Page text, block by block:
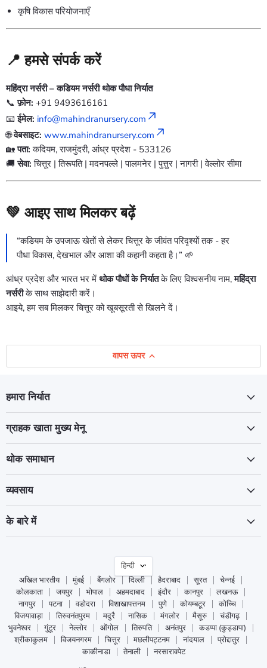
कृषि विकास परियोजनाएँ
📍हमसे संपर्क करें
महिंद्रा नर्सरी – कडियम नर्सरी थोक पौधा निर्यात
📞फ़ोन: +91 9493616161
📧ईमेल: info@mahindranursery.com
🌐वेबसाइट: www.mahindranursery.com
🏡पता: कदियम, राजमुंदरी, आंध्र प्रदेश - 533126
🚚सेवा: चित्तूर | तिरूपति | मदनपल्ले | पालमनेर | पुत्तुर | नागरी | वेल्लोर सीमा
💚 आइए साथ मिलकर बढ़ें
“कडियम के उपजाऊ खेतों से लेकर चित्तूर के जीवंत परिदृश्यों तक - हर
पौधा विकास, देखभाल और आशा की कहानी कहता है।” 🌱
आंध्र प्रदेश और भारत भर में थोक पौधों के निर्यातके लिए विश्वसनीय नाम,महिंद्रा
नर्सरीके साथ साझेदारी करें।
आइये, हम सब मिलकर चित्तूर को खूबसूरती से खिलने दें।
वापस ऊपर
हमारा निर्यात
ग्राहक खाता मुख्य मेनू
थोक समाधान
व्यवसाय
के बारे में
भाषा
हिन्दी
अखिल भारतीय
मुंबई बैंगलोर दिल्ली हैदराबाद सूरत
चेन्नई
कोलकाता
जयपुर भोपाल अहमदाबाद इंदौर कानपुर
लखनऊ
नागपुर
पटना वडोदरा विशाखापत्तनम पुणे कोयम्बटूर
कोच्चि
विजयावाड़ा
तिरुवनंतपुरम मदुरै नासिक मंगलोर मैसूरु
चंडीगढ़
भुवनेश्वर
गुंटूर नेल्लोर ओंगोल तिरुपति अनंतपुर
कडप्पा (कुड्डापा)
श्रीकाकुलम
विजयनगरम चित्तूर मछलीपट्टनम नांदयाल
प्रोद्दातुर
काकीनाडा
तेनाली
नरसारावपेट